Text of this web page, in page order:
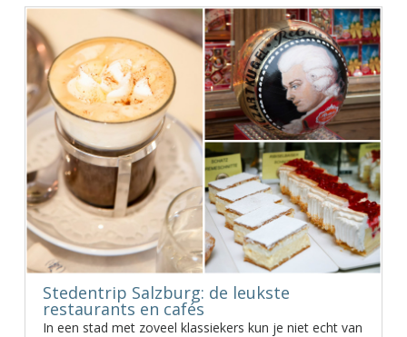
Stedentrip Salzburg: de leukste
restaurants en cafés
In een stad met zoveel klassiekers kun je niet echt van